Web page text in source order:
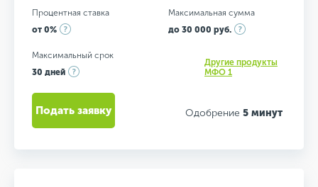
Процентная ставка
от 0%
Максимальная сумма
до 30 000 руб.
Максимальный срок
30 дней
Другие продукты
МФО 1
Одобрение 5 минут
Подать заявку